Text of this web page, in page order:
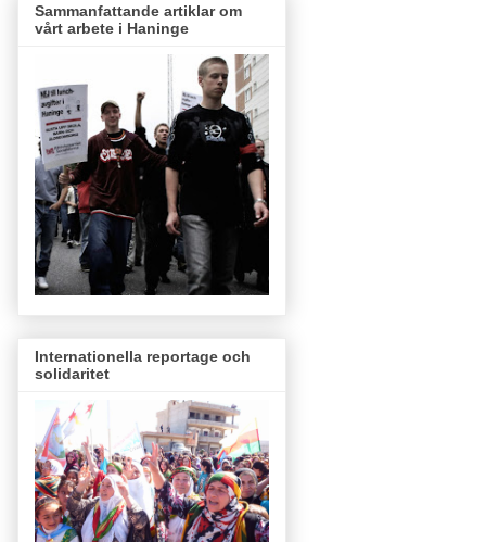
Sammanfattande artiklar om
vårt arbete i Haninge
Internationella reportage och
solidaritet